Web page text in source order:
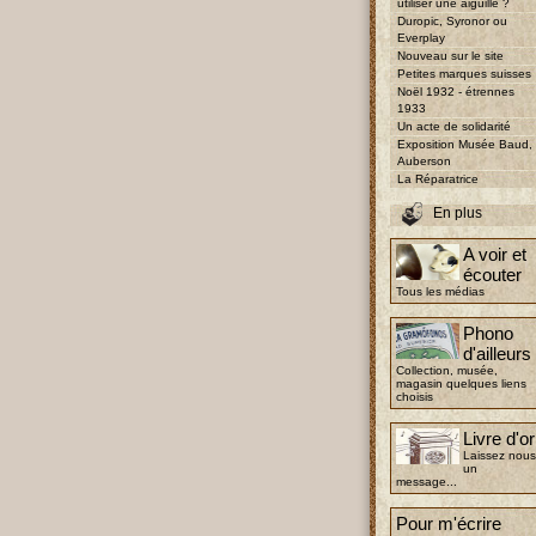
utiliser une aiguille ?
Duropic, Syronor ou
Everplay
Nouveau sur le site
Petites marques suisses
Noël 1932 - étrennes
1933
Un acte de solidarité
Exposition Musée Baud,
Auberson
La Réparatrice
En plus
A voir et
écouter
Tous les médias
Phono
d'ailleurs
Collection, musée,
magasin quelques liens
choisis
Livre d'or
Laissez nous
un
message...
Pour m'écrire